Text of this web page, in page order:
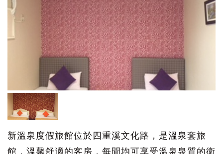
新溫泉度假旅館位於四重溪文化路，是溫泉套旅
館，溫馨舒適的客房，每間均可享受溫泉泉質的衛